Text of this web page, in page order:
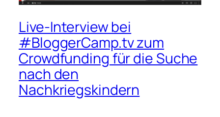
Live-Interview bei
#BloggerCamp.tv zum
Crowdfunding für die Suche
nach den
Nachkriegskindern